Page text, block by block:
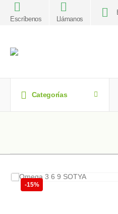
Escríbenos Llámanos
Categorías
-15%